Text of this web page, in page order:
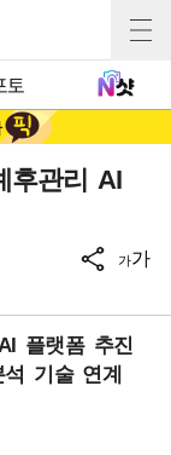
토
후관리 AI
가가
플랫폼 추진
기술 연계